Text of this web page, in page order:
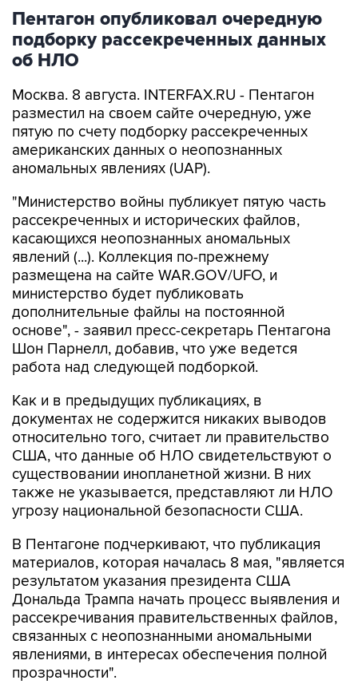
Пентагон опубликовал очередную
подборку рассекреченных данных
об НЛО
Москва. 8 августа. INTERFAX.RU - Пентагон
разместил на своем сайте очередную, уже
пятую по счету подборку рассекреченных
американских данных о неопознанных
аномальных явлениях (UAP).
"Министерство войны публикует пятую часть
рассекреченных и исторических файлов,
касающихся неопознанных аномальных
явлений (...). Коллекция по-прежнему
размещена на сайте WAR.GOV/UFO, и
министерство будет публиковать
дополнительные файлы на постоянной
основе", - заявил пресс-секретарь Пентагона
Шон Парнелл, добавив, что уже ведется
работа над следующей подборкой.
Как и в предыдущих публикациях, в
документах не содержится никаких выводов
относительно того, считает ли правительство
США, что данные об НЛО свидетельствуют о
существовании инопланетной жизни. В них
также не указывается, представляют ли НЛО
угрозу национальной безопасности США.
В Пентагоне подчеркивают, что публикация
материалов, которая началась 8 мая, "является
результатом указания президента США
Дональда Трампа начать процесс выявления и
рассекречивания правительственных файлов,
связанных с неопознанными аномальными
явлениями, в интересах обеспечения полной
прозрачности".